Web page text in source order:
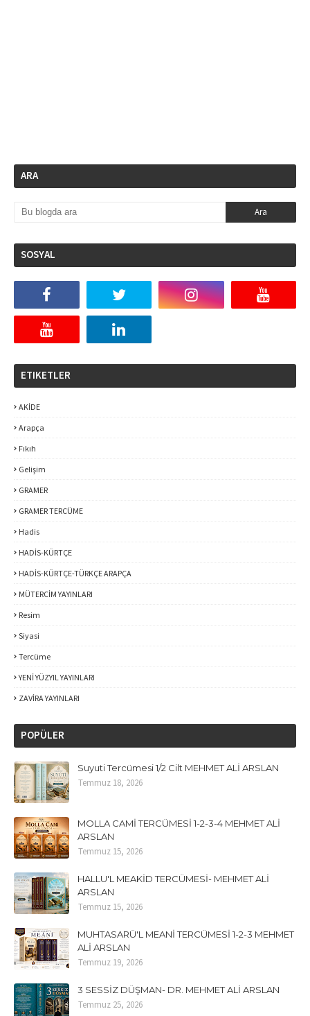
ARA
SOSYAL
ETIKETLER
AKİDE
Arapça
Fıkıh
Gelişim
GRAMER
GRAMER TERCÜME
Hadis
HADİS-KÜRTÇE
HADİS-KÜRTÇE-TÜRKÇE ARAPÇA
MÜTERCİM YAYINLARI
Resim
Siyasi
Tercüme
YENİ YÜZYIL YAYINLARI
ZAVİRA YAYINLARI
POPÜLER
Suyuti Tercümesi 1/2 Cilt MEHMET ALİ ARSLAN
Temmuz 18, 2026
MOLLA CAMİ TERCÜMESİ 1-2-3-4 MEHMET ALİ
ARSLAN
Temmuz 15, 2026
HALLU'L MEAKİD TERCÜMESİ- MEHMET ALİ
ARSLAN
Temmuz 15, 2026
MUHTASARÜ'L MEANİ TERCÜMESİ 1-2-3 MEHMET
ALİ ARSLAN
Temmuz 19, 2026
3 SESSİZ DÜŞMAN- DR. MEHMET ALİ ARSLAN
Temmuz 25, 2026